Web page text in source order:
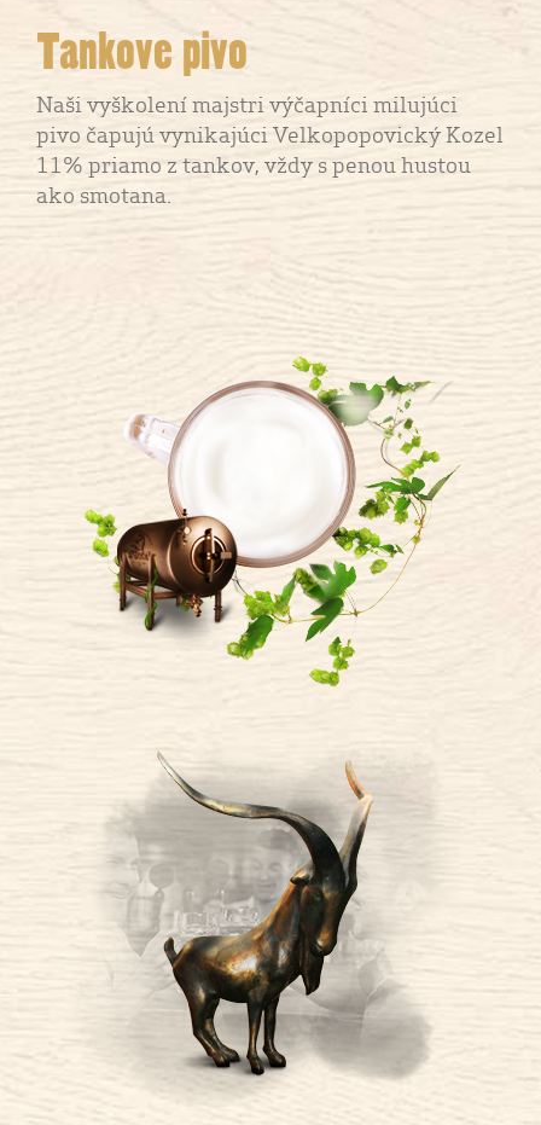
Tankove pivo
Naši vyškolení majstri výčapníci milujúci
pivo čapujú vynikajúci Velkopopovický Kozel
11% priamo z tankov, vždy s penou hustou
ako smotana.